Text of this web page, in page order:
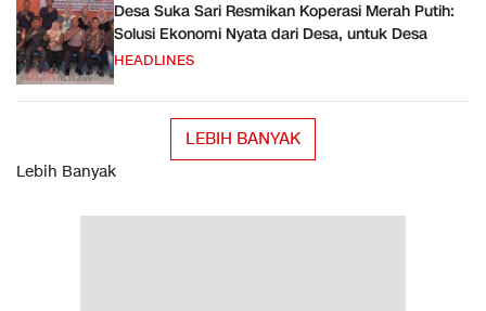
Desa Suka Sari Resmikan Koperasi Merah Putih:
Solusi Ekonomi Nyata dari Desa, untuk Desa
HEADLINES
LEBIH BANYAK
Lebih Banyak